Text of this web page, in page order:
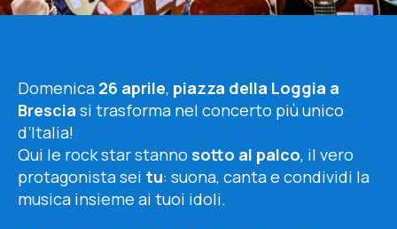
Domenica 26 aprile, piazza della Loggia a
Brescia si trasforma nel concerto più unico
d’Italia!
Qui le rock star stanno sotto al palco, il vero
protagonista sei tu: suona, canta e condividi la
musica insieme ai tuoi idoli.